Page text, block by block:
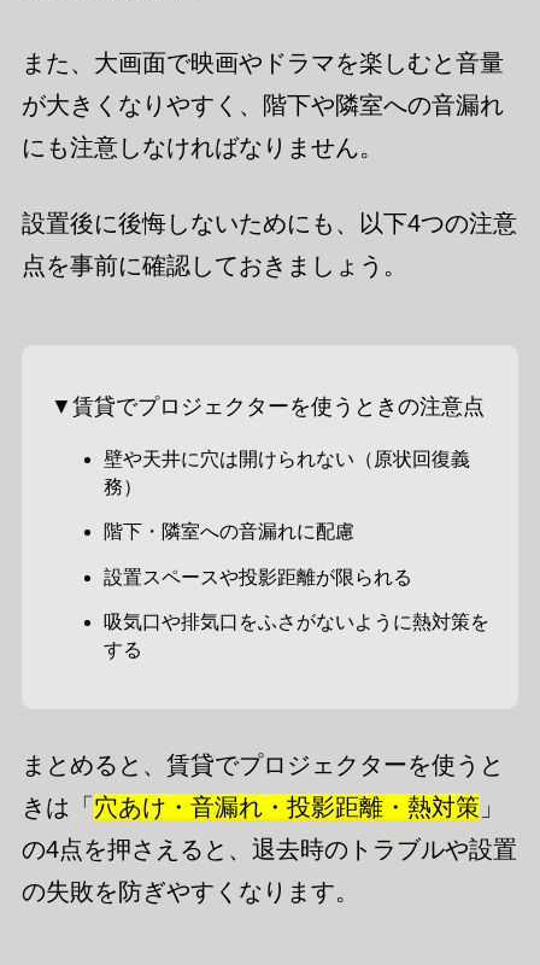
また、大画面で映画やドラマを楽しむと音量
が大きくなりやすく、階下や隣室への音漏れ
にも注意しなければなりません。
設置後に後悔しないためにも、以下4つの注意
点を事前に確認しておきましょう。
▼賃貸でプロジェクターを使うときの注意点
壁や天井に穴は開けられない（原状回復義
務）
階下・隣室への音漏れに配慮
設置スペースや投影距離が限られる
吸気口や排気口をふさがないように熱対策を
する
まとめると、賃貸でプロジェクターを使うと
きは「 穴あけ・音漏れ・投影距離・熱対策 」
の4点を押さえると、退去時のトラブルや設置
の失敗を防ぎやすくなります。